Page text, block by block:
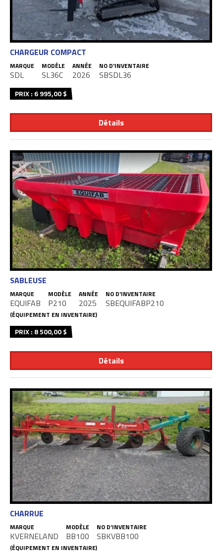
Détails
CHARGEUR COMPACT
MARQUE
SDL
MODÈLE
SL36C
ANNÉE
2026
NO D'INVENTAIRE
SBSDL36
PRIX : 6 995,00 $
Détails
SABLEUSE
MARQUE
EQUIFAB
MODÈLE
P210
ANNÉE
2025
NO D'INVENTAIRE
SBEQUIFABP210
(ÉQUIPEMENT EN INVENTAIRE)
PRIX : 8 500,00 $
CHARRUE
MARQUE
KVERNELAND
MODÈLE
BB100
NO D'INVENTAIRE
SBKVBB100
(ÉQUIPEMENT EN INVENTAIRE)